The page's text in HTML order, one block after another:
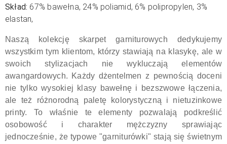
Skład: 67% bawełna, 24% poliamid, 6% polipropylen, 3%
elastan,
Naszą kolekcję skarpet garniturowych dedykujemy
wszystkim tym klientom, którzy stawiają na klasykę, ale w
swoich stylizacjach nie wykluczają elementów
awangardowych. Każdy dżentelmen z pewnością doceni
nie tylko wysokiej klasy bawełnę i bezszwowe łączenia,
ale też różnorodną paletę kolorystyczną i nietuzinkowe
printy. To właśnie te elementy pozwalają podkreślić
osobowość i charakter mężczyzny sprawiając
jednocześnie, że typowe "garniturówki" stają się świetnym